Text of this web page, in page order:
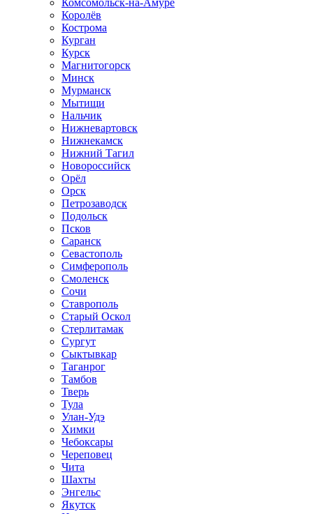
Комсомольск-на-Амуре
Королёв
Кострома
Курган
Курск
Магнитогорск
Минск
Мурманск
Мытищи
Нальчик
Нижневартовск
Нижнекамск
Нижний Тагил
Новороссийск
Орёл
Орск
Петрозаводск
Подольск
Псков
Саранск
Севастополь
Симферополь
Смоленск
Сочи
Ставрополь
Старый Оскол
Стерлитамак
Сургут
Сыктывкар
Таганрог
Тамбов
Тверь
Тула
Улан-Удэ
Химки
Чебоксары
Череповец
Чита
Шахты
Энгельс
Якутск